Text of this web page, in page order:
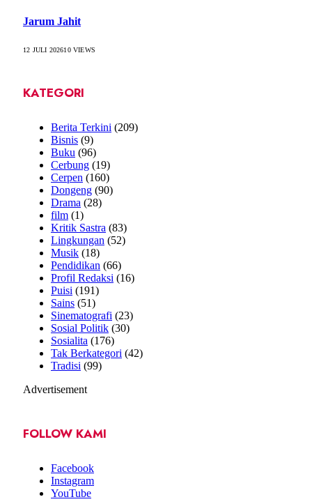
Jarum Jahit
12 JULI 202610VIEWS
KATEGORI
Berita Terkini (209)
Bisnis (9)
Buku (96)
Cerbung (19)
Cerpen (160)
Dongeng (90)
Drama (28)
film (1)
Kritik Sastra (83)
Lingkungan (52)
Musik (18)
Pendidikan (66)
Profil Redaksi (16)
Puisi (191)
Sains (51)
Sinematografi (23)
Sosial Politik (30)
Sosialita (176)
Tak Berkategori (42)
Tradisi (99)
Advertisement
FOLLOW KAMI
Facebook
Instagram
YouTube